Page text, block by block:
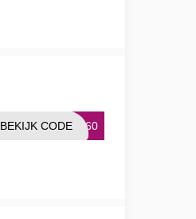
G-60
BEKIJK CODE